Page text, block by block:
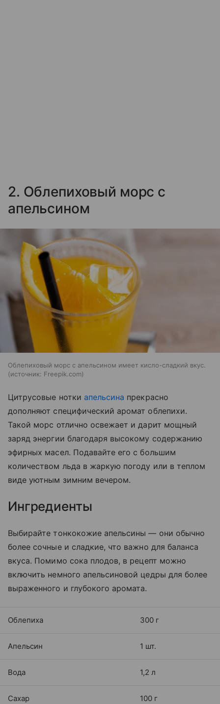
2. Облепиховый морс с
апельсином
Облепиховый морс с апельсином имеет кисло-сладкий вкус.
источник: Freepik.com
Цитрусовые нотки апельсина прекрасно
дополняют специфический аромат облепихи.
Такой морс отлично освежает и дарит мощный
заряд энергии благодаря высокому содержанию
эфирных масел. Подавайте его с большим
количеством льда в жаркую погоду или в теплом
виде уютным зимним вечером.
Ингредиенты
Выбирайте тонкокожие апельсины — они обычно
более сочные и сладкие, что важно для баланса
вкуса. Помимо сока плодов, в рецепт можно
включить немного апельсиновой цедры для более
выраженного и глубокого аромата.
Облепиха 300 г
Апельсин 1 шт.
Вода 1,2 л
Сахар 100 г